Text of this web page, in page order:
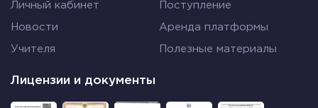
Личный кабинет Поступление
Новости Аренда платформы
Учителя Полезные материалы
Лицензии и документы